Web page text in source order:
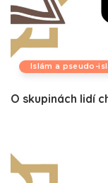
Islám a pseudo-
O skupinách lidí